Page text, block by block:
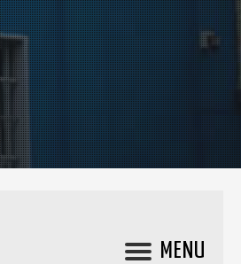
MENU